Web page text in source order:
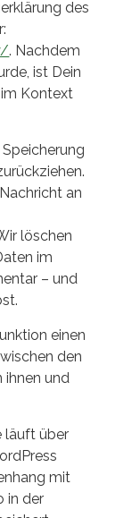
des
. Nachdem
ist Dein
Kontext
an
löschen
im
– und
einen
den
ihnen und
läuft über
mit
in der